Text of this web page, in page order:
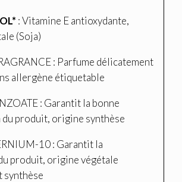
: Vitamine E antioxydante,
(Soja)
: Parfume délicatement
allergène étiquetable
: Garantit la bonne
produit, origine synthèse
10 : Garantit la
produit, origine végétale
synthèse